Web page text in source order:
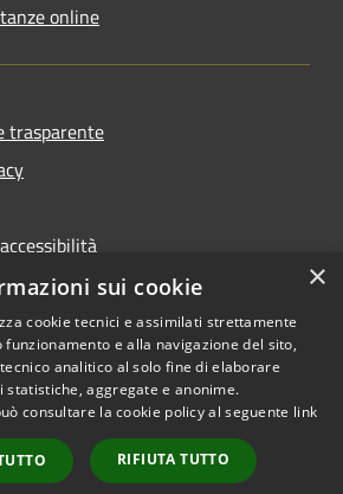
online
trasparente
Copyright © 2026 • Comune di
Caltanissetta • Powered by
Municipium•Accesso
redazione
×
sui cookie
cookie tecnici e assimilati strettamente
e alla navigazione del sito,
analitico al solo fine di elaborare
statistiche, aggregate e anonime.
consultare la cookie policy al seguente link
RIFIUTA TUTTO